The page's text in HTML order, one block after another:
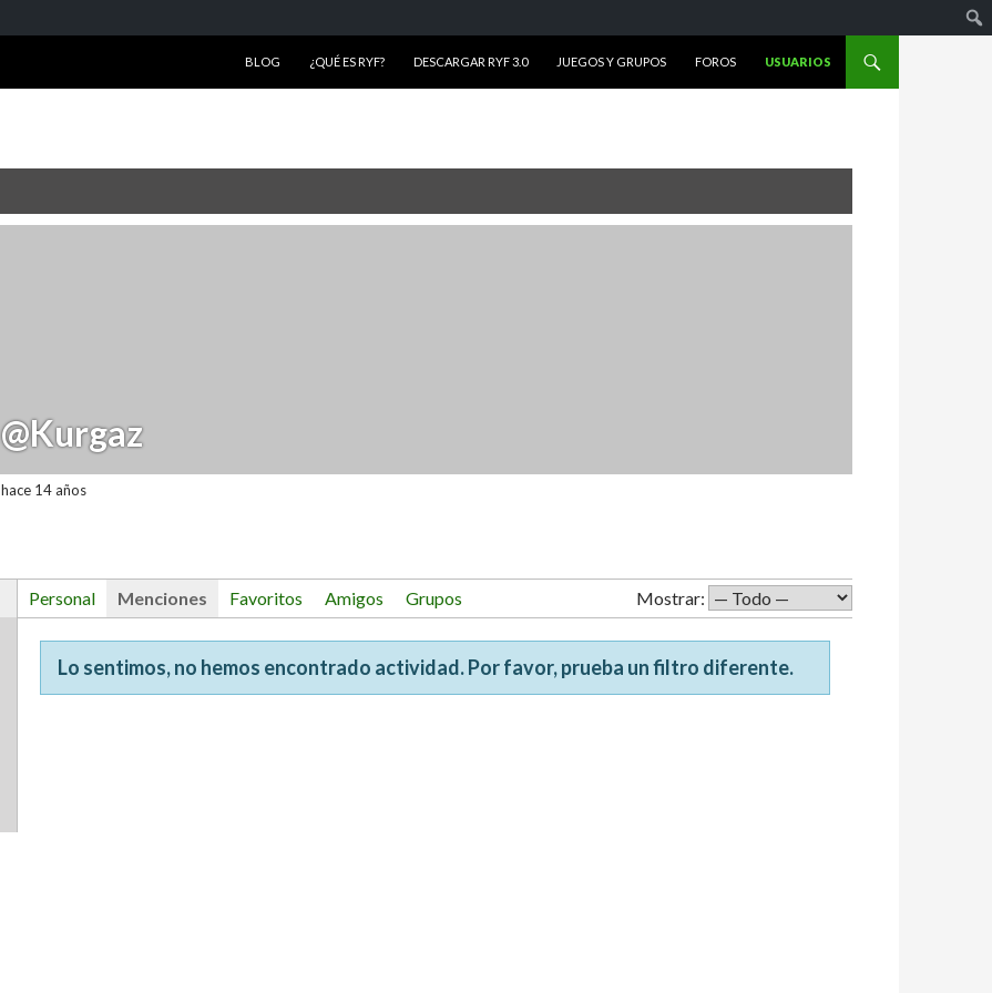
BLOG
¿QUÉ ES RYF? DESCARGAR RYF 3.0 JUEGOS Y GRUPOS FOROS USUARIOS
@Kurgaz
hace 14 años
Personal Menciones Favoritos Amigos Grupos Mostrar:
Lo sentimos, no hemos encontrado actividad. Por favor, prueba un filtro diferente.